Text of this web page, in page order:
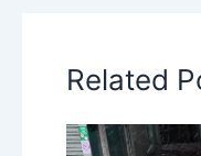
Related